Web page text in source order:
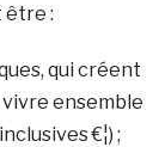
être :
qui créent
ensemble
€¦) ;